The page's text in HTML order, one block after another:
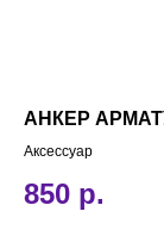
АНКЕР
Аксессуар
850 р.